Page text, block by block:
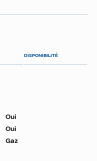
DISPONIBILITÉ
Oui
Oui
Gaz